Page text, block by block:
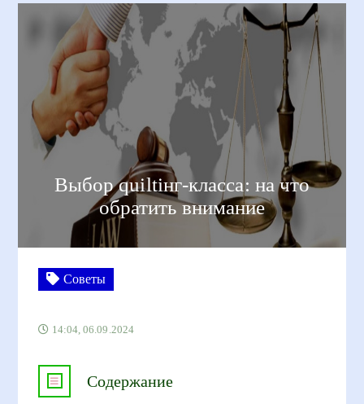
Выбор quiltiнг-класса: на что
обратить внимание
Советы
14:04, 06.09.2024
Содержание